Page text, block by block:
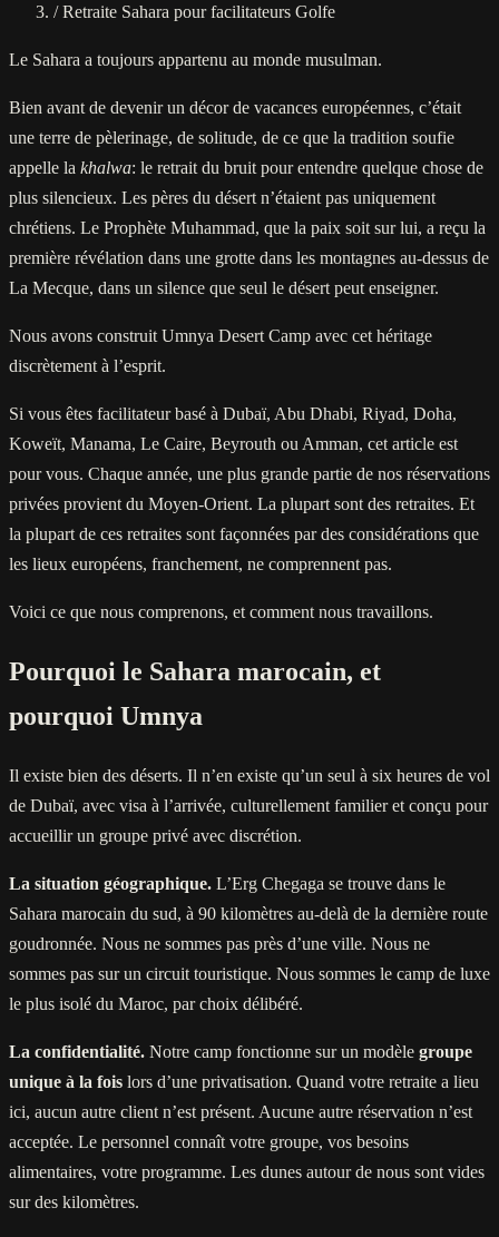
/ Retraite Sahara pour facilitateurs Golfe
Le Sahara a toujours appartenu au monde musulman.
Bien avant de devenir un décor de vacances européennes, c’était
une terre de pèlerinage, de solitude, de ce que la tradition soufie
appelle la khalwa: le retrait du bruit pour entendre quelque chose de
plus silencieux. Les pères du désert n’étaient pas uniquement
chrétiens. Le Prophète Muhammad, que la paix soit sur lui, a reçu la
première révélation dans une grotte dans les montagnes au-dessus de
La Mecque, dans un silence que seul le désert peut enseigner.
Nous avons construit Umnya Desert Camp avec cet héritage
discrètement à l’esprit.
Si vous êtes facilitateur basé à Dubaï, Abu Dhabi, Riyad, Doha,
Koweït, Manama, Le Caire, Beyrouth ou Amman, cet article est
pour vous. Chaque année, une plus grande partie de nos réservations
privées provient du Moyen-Orient. La plupart sont des retraites. Et
la plupart de ces retraites sont façonnées par des considérations que
les lieux européens, franchement, ne comprennent pas.
Voici ce que nous comprenons, et comment nous travaillons.
Pourquoi le Sahara marocain, et
pourquoi Umnya
Il existe bien des déserts. Il n’en existe qu’un seul à six heures de vol
de Dubaï, avec visa à l’arrivée, culturellement familier et conçu pour
accueillir un groupe privé avec discrétion.
La situation géographique. L’Erg Chegaga se trouve dans le
Sahara marocain du sud, à 90 kilomètres au-delà de la dernière route
goudronnée. Nous ne sommes pas près d’une ville. Nous ne
sommes pas sur un circuit touristique. Nous sommes le camp de luxe
le plus isolé du Maroc, par choix délibéré.
La confidentialité. Notre camp fonctionne sur un modèle groupe
unique à la fois lors d’une privatisation. Quand votre retraite a lieu
ici, aucun autre client n’est présent. Aucune autre réservation n’est
acceptée. Le personnel connaît votre groupe, vos besoins
alimentaires, votre programme. Les dunes autour de nous sont vides
sur des kilomètres.